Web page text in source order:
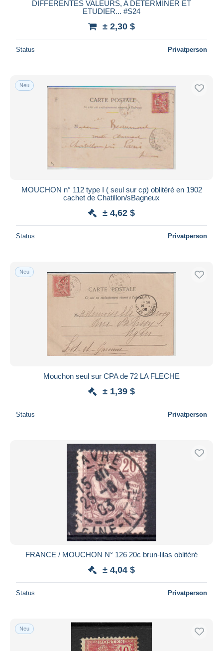
DIFFERENTES VALEURS, A DETERMINER ET
ETUDIER... #S24
± 2,30 $
Status Privatperson
Neu
MOUCHON n° 112 type I ( seul sur cp) oblitéré en 1902
cachet de Chatillon/sBagneux
± 4,62 $
Status Privatperson
Neu
Mouchon seul sur CPA de 72 LA FLECHE
± 1,39 $
Status Privatperson
FRANCE / MOUCHON N° 126 20c brun-lilas oblitéré
± 4,04 $
Status Privatperson
Neu